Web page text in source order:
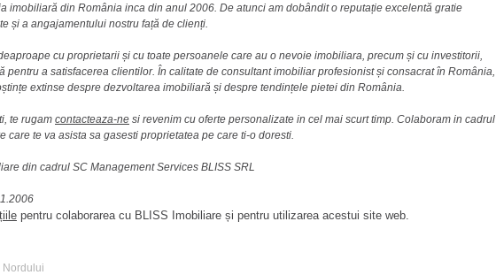
imobiliară din România inca din anul 2006. De atunci am dobândit o reputație excelentă gratie
și a angajamentului nostru față de clienți.
cu proprietarii și cu toate persoanele care au o nevoie imobiliara, precum și cu investitorii,
pentru a satisfacerea clientilor. În calitate de consultant imobiliar profesionist și consacrat în România,
extinse despre dezvoltarea imobiliară și despre tendințele pietei din România.
te rugam contacteaza-ne si revenim cu oferte personalizate in cel mai scurt timp. Colaboram in cadrul
te va asista sa gasesti proprietatea pe care ti-o doresti.
din cadrul SC Management Services BLISS SRL
pentru colaborarea cu BLISS Imobiliare și pentru utilizarea acestui site web.
Nordului